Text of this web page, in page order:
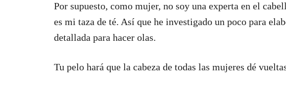
Por supuesto, como mujer, no soy una experta en el
es mi taza de té. Así que he investigado un poco para
detallada para hacer olas.
Tu pelo hará que la cabeza de todas las mujeres dé